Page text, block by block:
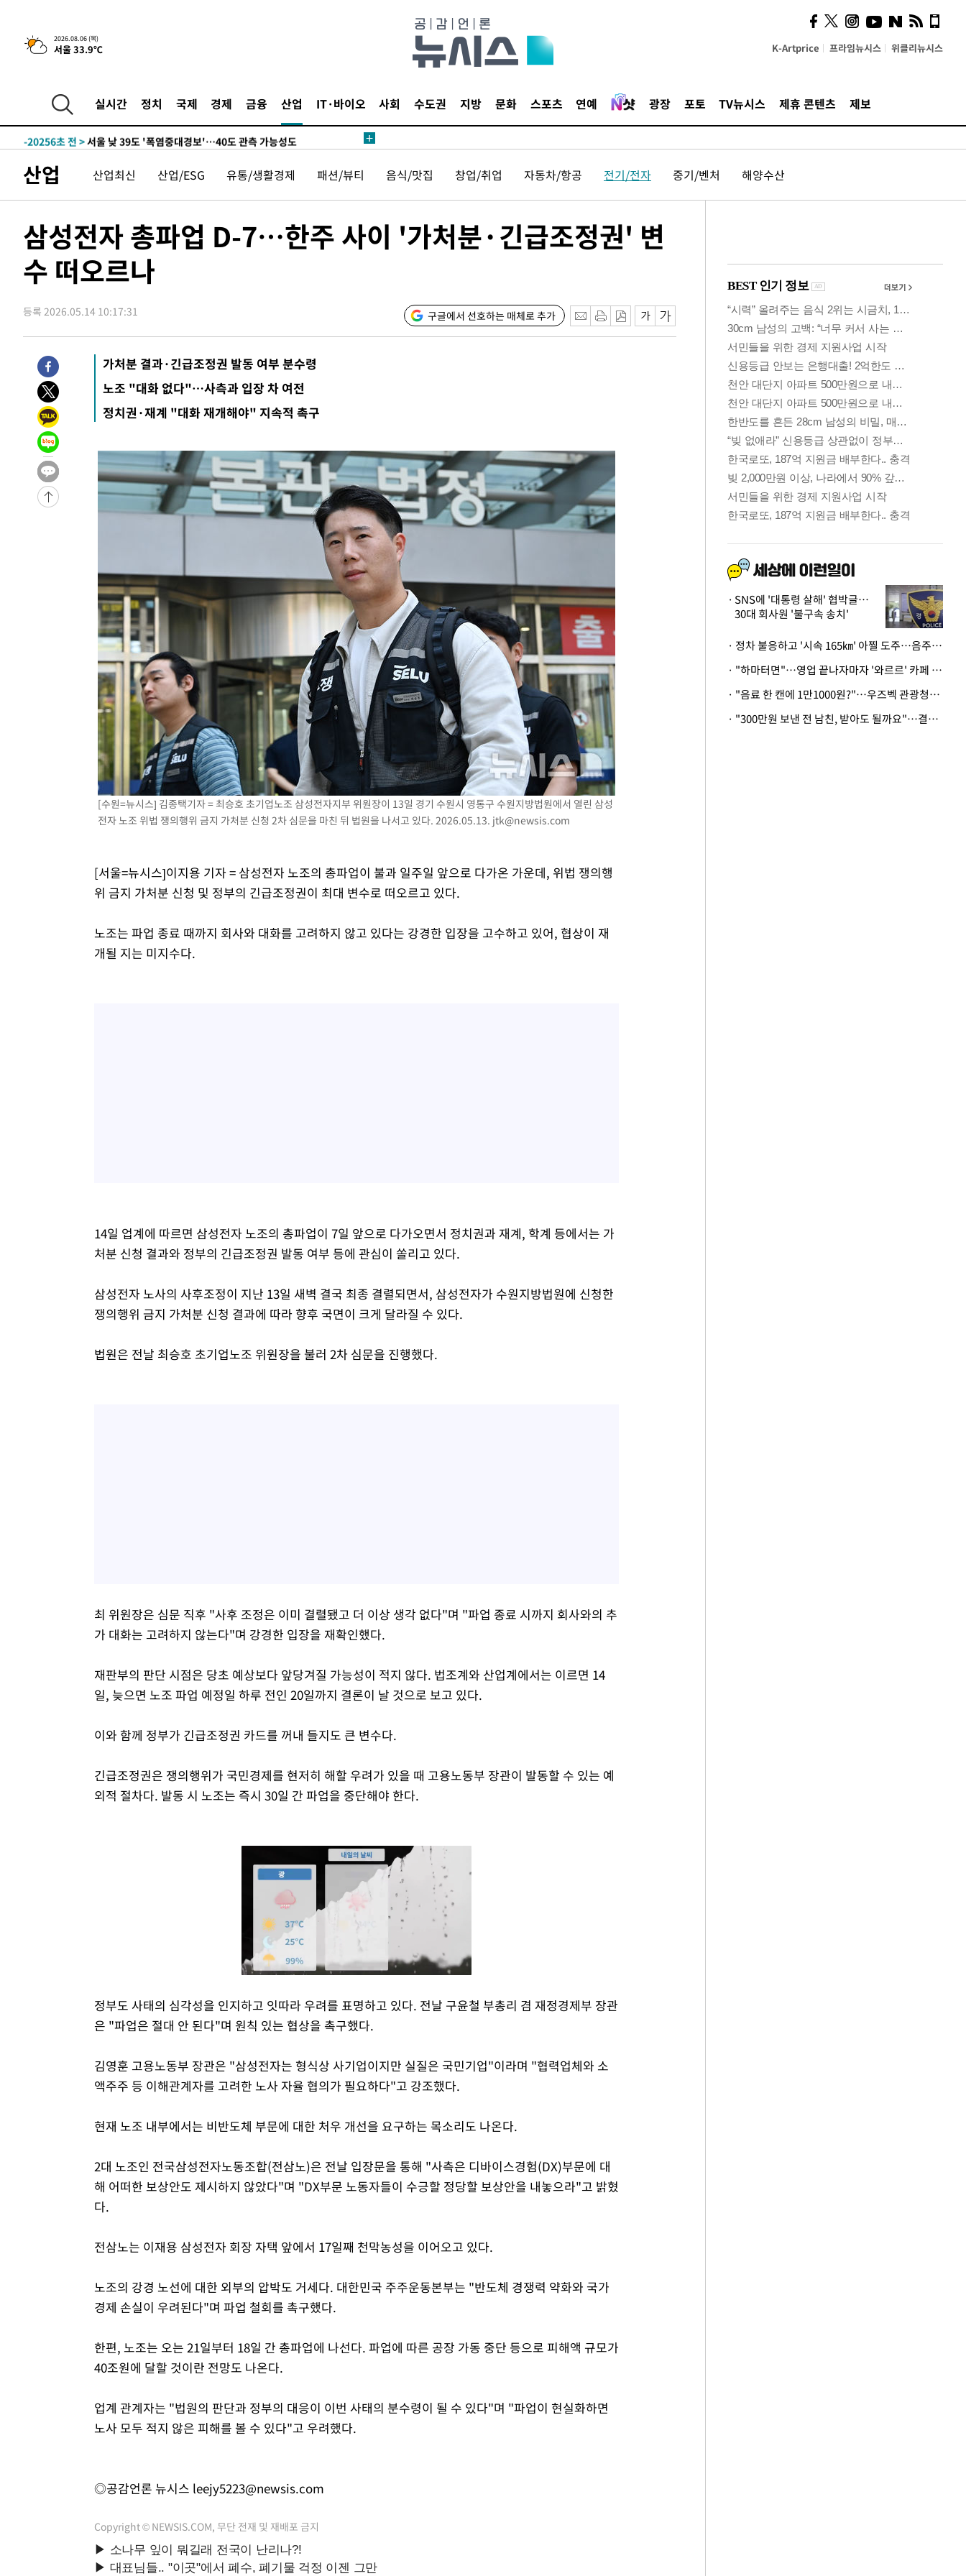
2026.08.06 (목)
서울 33.9℃ K-Artprice 프라임뉴시스 위클리뉴시스
실시간 정치 국제 경제 금융 산업 IT·바이오 사회 수도권 지방 문화 스포츠 연예 광장 포토 TV뉴시스 제휴 콘텐츠 제보
-27747초 전 >[속보]전남광주 초대 시민추천 부시장에 백승주·윤난실
-25308초 전 >서울 열대야 15일째 지속…비공식 '초열대야' 30도 넘어
-23858초 전 >
[속보]코스피, 119.51포인트(1.81%) 내린 6478.75 개장
-20305초 전 >
-20256초 전 > 서울 낮 39도 '폭염중대경보'…40도 관측 가능성도
-9791초 전 >
[속보] 호르무즈 해협 이란-오만 협상 기대속 뉴욕증시 혼조 마감 다
-8146초 전 >[속보] 이란 대통령 "지금 최고지도자와 소통하기가 매우 어려워" 취
-30618초 전 >[속보]산업장관 "李정부, 원전 반대 안해…안정 전력 위해 불가피"
-29315초 전 > [속보]경찰, '홍명보 선임 논란' 대한축구협회·축구회관 등 압수수
색
-28702초 전 >[속보]산업장관 "美무역법 제301조 과잉생산 결과 발표 8월 중 예
-27767초 전 >[속보]전남광주 초대 시민추천 부시장에 백승주·윤난실
-25328초 전 >서울 열대야 15일째 지속…비공식 '초열대야' 30도 넘어
-23895초 전 >
[속보]코스닥, 2.15포인트(0.27%) 내린 797.44 출발
-23878초 전 >
[속보]코스피, 119.51포인트(1.81%) 내린 6478.75 개장
-20325초 전 >
-20276초 전 >
서울 낮 39도 '폭염중대경보'…40도 관측 가능성도
-17638초 전 >
-9811초 전 >
[속보] 호르무즈 해협 이란-오만 협상 기대속 뉴욕증시 혼조 마감 다
우 0.49%↑
-8166초 전 >
[속보] 이란 대통령 "지금 최고지도자와 소통하기가 매우 어려워" 취
임 3년 인터뷰
2시간 전 > [속보] "이란-오만, 호르무즈 해협 통행 항로 합의" 이란 외무부 대변인
산업 산업최신 산업/ESG 유통/생활경제 패션/뷰티 음식/맛집 창업/취업 자동차/항공 전기/전자 중기/벤처 해양수산
삼성전자 총파업 D-7…한주 사이 '가처분·긴급조정권' 변
수 떠오르나
등록 2026.05.14 10:17:31 구글에서 선호하는 매체로 추가
가처분 결과·긴급조정권 발동 여부 분수령
노조 "대화 없다"…사측과 입장 차 여전
정치권·재계 "대화 재개해야" 지속적 촉구
[수원=뉴시스] 김종택기자 = 최승호 초기업노조 삼성전자지부 위원장이 13일 경기 수원시 영통구 수원지방법원에서 열린 삼성
전자 노조 위법 쟁의행위 금지 가처분 신청 2차 심문을 마친 뒤 법원을 나서고 있다. 2026.05.13. jtk@newsis.com
[서울=뉴시스]이지용 기자 = 삼성전자 노조의 총파업이 불과 일주일 앞으로 다가온 가운데, 위법 쟁의행
위 금지 가처분 신청 및 정부의 긴급조정권이 최대 변수로 떠오르고 있다.
노조는 파업 종료 때까지 회사와 대화를 고려하지 않고 있다는 강경한 입장을 고수하고 있어, 협상이 재
개될 지는 미지수다.
14일 업계에 따르면 삼성전자 노조의 총파업이 7일 앞으로 다가오면서 정치권과 재계, 학계 등에서는 가
처분 신청 결과와 정부의 긴급조정권 발동 여부 등에 관심이 쏠리고 있다.
삼성전자 노사의 사후조정이 지난 13일 새벽 결국 최종 결렬되면서, 삼성전자가 수원지방법원에 신청한
쟁의행위 금지 가처분 신청 결과에 따라 향후 국면이 크게 달라질 수 있다.
법원은 전날 최승호 초기업노조 위원장을 불러 2차 심문을 진행했다.
최 위원장은 심문 직후 "사후 조정은 이미 결렬됐고 더 이상 생각 없다"며 "파업 종료 시까지 회사와의 추
가 대화는 고려하지 않는다"며 강경한 입장을 재확인했다.
재판부의 판단 시점은 당초 예상보다 앞당겨질 가능성이 적지 않다. 법조계와 산업계에서는 이르면 14
일, 늦으면 노조 파업 예정일 하루 전인 20일까지 결론이 날 것으로 보고 있다.
이와 함께 정부가 긴급조정권 카드를 꺼내 들지도 큰 변수다.
긴급조정권은 쟁의행위가 국민경제를 현저히 해할 우려가 있을 때 고용노동부 장관이 발동할 수 있는 예
외적 절차다. 발동 시 노조는 즉시 30일 간 파업을 중단해야 한다.
정부도 사태의 심각성을 인지하고 잇따라 우려를 표명하고 있다. 전날 구윤철 부총리 겸 재정경제부 장관
은 "파업은 절대 안 된다"며 원칙 있는 협상을 촉구했다.
김영훈 고용노동부 장관은 "삼성전자는 형식상 사기업이지만 실질은 국민기업"이라며 "협력업체와 소
액주주 등 이해관계자를 고려한 노사 자율 협의가 필요하다"고 강조했다.
현재 노조 내부에서는 비반도체 부문에 대한 처우 개선을 요구하는 목소리도 나온다.
2대 노조인 전국삼성전자노동조합(전삼노)은 전날 입장문을 통해 "사측은 디바이스경험(DX)부문에 대
해 어떠한 보상안도 제시하지 않았다"며 "DX부문 노동자들이 수긍할 정당할 보상안을 내놓으라"고 밝혔
다.
전삼노는 이재용 삼성전자 회장 자택 앞에서 17일째 천막농성을 이어오고 있다.
노조의 강경 노선에 대한 외부의 압박도 거세다. 대한민국 주주운동본부는 "반도체 경쟁력 약화와 국가
경제 손실이 우려된다"며 파업 철회를 촉구했다.
한편, 노조는 오는 21일부터 18일 간 총파업에 나선다. 파업에 따른 공장 가동 중단 등으로 피해액 규모가
40조원에 달할 것이란 전망도 나온다.
업계 관계자는 "법원의 판단과 정부의 대응이 이번 사태의 분수령이 될 수 있다"며 "파업이 현실화하면
노사 모두 적지 않은 피해를 볼 수 있다"고 우려했다.
◎공감언론 뉴시스 leejy5223@newsis.com
Copyright © NEWSIS.COM, 무단 전재 및 재배포 금지
계…'고급 가요'의 주체적
영토
SNS에 '대통령 살해' 협박글…
30대 회사원 '불구속 송치'
· 정차 불응하고 '시속 165㎞' 아찔 도주…음주운전자 체포
· "하마터면"…영업 끝나자마자 '와르르' 카페 테라스 덮친 대리석 외벽
· "음료 한 캔에 1만1000원?"…우즈벡 관광청까지 나섰다, 유튜버 폭로 후폭풍
· "300만원 보낸 전 남친, 받아도 될까요"…결혼 앞둔 예비신부의 뜻밖 고충